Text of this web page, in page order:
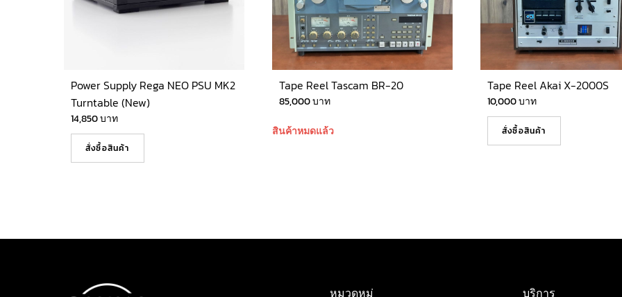
Power Supply Rega NEO PSU MK2
Turntable (New)
14,850บาท
สั่งซื้อสินค้า
Tape Reel Tascam BR-20
85,000บาท
สินค้าหมดแล้ว
Tape Reel Akai X-2000S
10,000บาท
สั่งซื้อสินค้า
หมวดหมู่ บริการ